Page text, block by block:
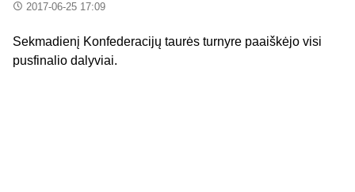
2017-06-25 17:09
Sekmadienį Konfederacijų taurės turnyre paaiškėjo visi
pusfinalio dalyviai.